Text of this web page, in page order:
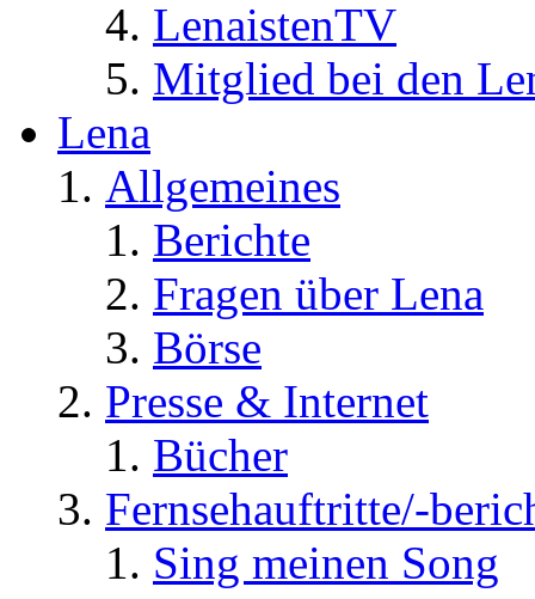
LenaistenTV
Mitglied bei den
Lena
Allgemeines
Berichte
Fragen über Lena
Börse
Presse & Internet
Bücher
Fernsehauftritte/-
Sing meinen Song